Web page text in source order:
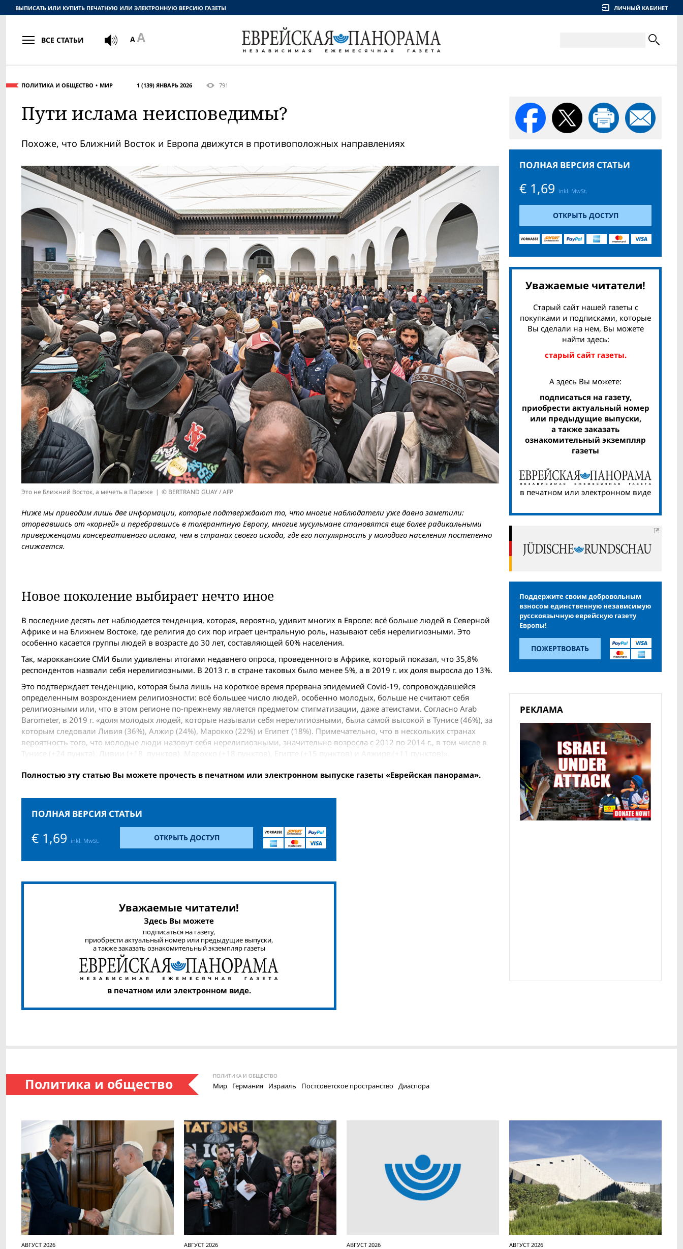
ПОЛИТИКА И ОБЩЕСТВО МИР 1 (139) ЯНВАРЬ 2026 791
Пути ислама неисповедимы?
Похоже, что Ближний Восток и Европа движутся в противоположных направлениях
Это не Ближний Восток, а мечеть в Париже © BERTRAND GUAY / AFP
Ниже мы приводим лишь две информации, которые подтверждают то, что многие наблюдатели уже давно заметили:
оторвавшись от «корней» и перебравшись в толерантную Европу, многие мусульмане становятся еще более радикальными
приверженцами консервативного ислама, чем в странах своего исхода, где его популярность у молодого населения постепенно
снижается.
Новое поколение выбирает нечто иное
В последние десять лет наблюдается тенденция, которая, вероятно, удивит многих в Европе: всё больше людей в Северной
Африке и на Ближнем Востоке, где религия до сих пор играет центральную роль, называют себя нерелигиозными. Это
особенно касается группы людей в возрасте до 30 лет, составляющей 60% населения.
Так, марокканские СМИ были удивлены итогами недавнего опроса, проведенного в Африке, который показал, что 35,8%
респондентов назвали себя нерелигиозными. В 2013 г. в стране таковых было менее 5%, а в 2019 г. их доля выросла до 13%.
Это подтверждает тенденцию, которая была лишь на короткое время прервана эпидемией Covid-19, сопровождавшейся
определенным возрождением религиозности: всё большее число людей, особенно молодых, больше не считают себя
религиозными или, что в этом регионе по-прежнему является предметом стигматизации, даже атеистами. Согласно Arab
Barometer, в 2019 г. «доля молодых людей, которые называли себя нерелигиозными, была самой высокой в Тунисе (46%), за
которым следовали Ливия (36%), Алжир (24%), Марокко (22%) и Египет (18%). Примечательно, что в нескольких странах
вероятность того, что молодые люди назовут себя нерелигиозными, значительно возросла с 2012 по 2014 г., в том числе в
Тунисе (+24 пункта), Ливии (+18 пунктов), Марокко (+18 пунк­тов), Египте (+15 пунктов) и Алжире (+11 пунктов)».
Полностью эту статью Вы можете прочесть в печатном или электронном выпуске газеты «Еврейская панорама».
ПОЛНАЯ ВЕРСИЯ СТАТЬИ
€ 1,69 inkl. MwSt. ОТКРЫТЬ ДОСТУП
Уважаемые читатели!
Здесь Вы можете
подписаться на газету,
приобрести актуальный номер или предыдущие выпуски,
а также заказать ознакомительный экземпляр газеты
в печатном или электронном виде.
ПОЛНАЯ ВЕРСИЯ СТАТЬИ
€ 1,69 inkl. MwSt.
ОТКРЫТЬ ДОСТУП
Уважаемые читатели!
Старый сайт нашей газеты с
покупками и подписками, которые
Вы сделали на нем, Вы можете
найти здесь:
старый сайт газеты.
А здесь Вы можете:
подписаться на газету,
приобрести актуальный номер
или предыдущие выпуски,
а также заказать
ознакомительный экземпляр
газеты
в печатном или электронном виде
Поддержите своим добровольным
взносом единственную независимую
русскоязычную еврейскую газету
Европы!
ПОЖЕРТВОВАТЬ
РЕКЛАМА
Политика и общество ПОЛИТИКА И ОБЩЕСТВО
Мир Германия Израиль Постсоветское пространство Диаспора
АВГУСТ 2026 АВГУСТ 2026 АВГУСТ 2026 АВГУСТ 2026
ВЫПИСАТЬ ИЛИ КУПИТЬ ПЕЧАТНУЮ ИЛИ ЭЛЕКТРОННУЮ ВЕРСИЮ ГАЗЕТЫ ЛИЧНЫЙ КАБИНЕТ
ВСЕ СТАТЬИ